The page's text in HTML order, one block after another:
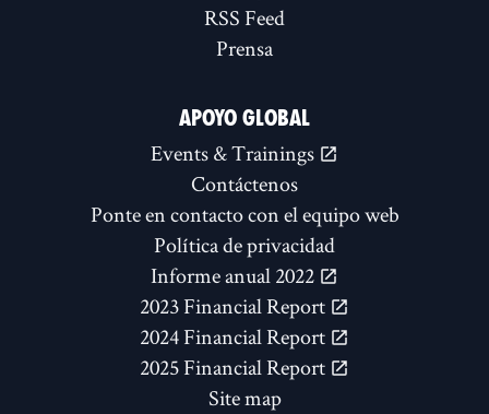
RSS Feed
Prensa
APOYO GLOBAL
Events & Trainings
Contáctenos
Ponte en contacto con el equipo web
Política de privacidad
Informe anual 2022
2023 Financial Report
2024 Financial Report
2025 Financial Report
Site map